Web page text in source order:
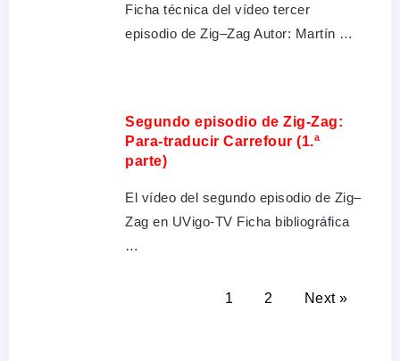
Ficha técnica del vídeo tercer
episodio de Zig–Zag Autor: Martín …
Segundo episodio de Zig-Zag:
Para-traducir Carrefour (1.ª
parte)
El vídeo del segundo episodio de Zig–
Zag en UVigo-TV Ficha bibliográfica
…
1 2 Next »